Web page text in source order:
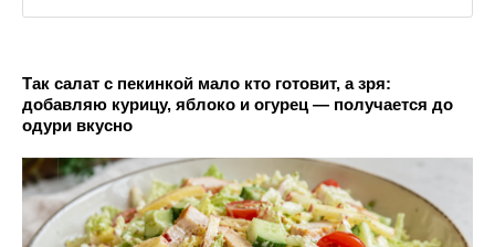
Так салат с пекинкой мало кто готовит, а зря:
добавляю курицу, яблоко и огурец — получается до
одури вкусно